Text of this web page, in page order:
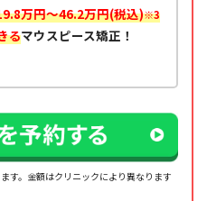
万円～46.2万円(税込)※3
るマウスピース矯正！
す。金額はクリニックにより異なります